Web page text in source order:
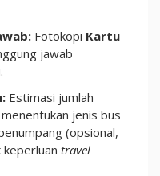
Fotokopi Kartu
jawab
Estimasi jumlah
jenis bus
(opsional,
keperluan travel